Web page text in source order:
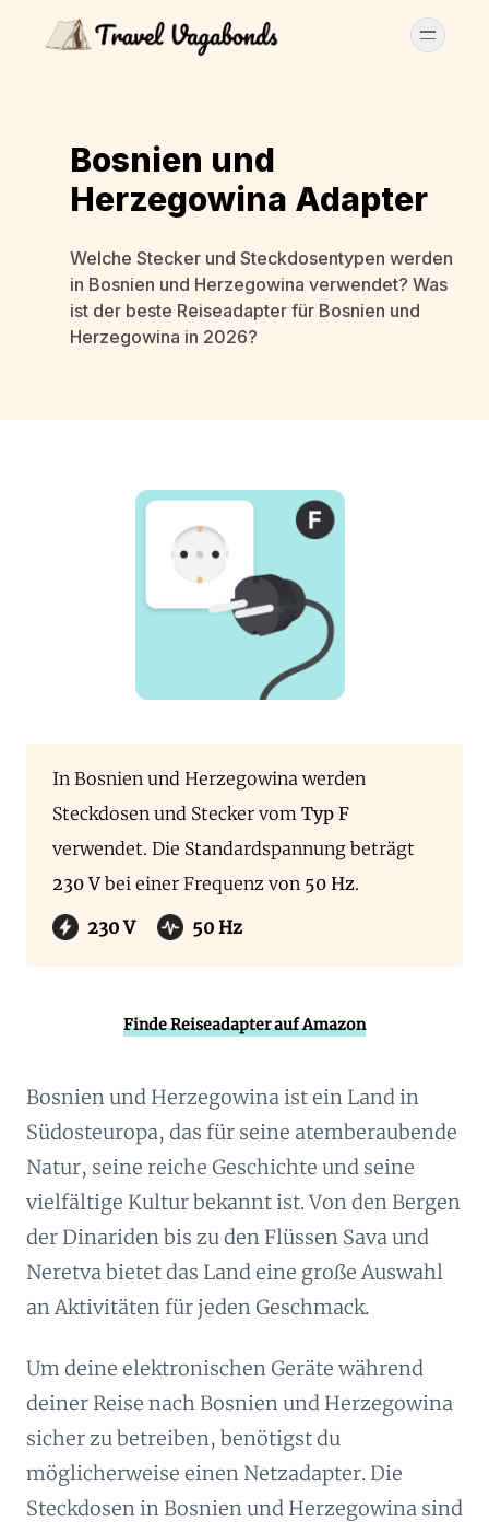
Bosnien und
Herzegowina Adapter
Welche Stecker und Steckdosentypen werden
in Bosnien und Herzegowina verwendet? Was
ist der beste Reiseadapter für Bosnien und
Herzegowina in 2026?
In Bosnien und Herzegowina werden
Steckdosen und Stecker vom Typ F
verwendet. Die Standardspannung beträgt
230 V bei einer Frequenz von 50 Hz.
230 V
50 Hz
Finde Reiseadapter auf Amazon
Bosnien und Herzegowina ist ein Land in
Südosteuropa, das für seine atemberaubende
Natur, seine reiche Geschichte und seine
vielfältige Kultur bekannt ist. Von den Bergen
der Dinariden bis zu den Flüssen Sava und
Neretva bietet das Land eine große Auswahl
an Aktivitäten für jeden Geschmack.
Um deine elektronischen Geräte während
deiner Reise nach Bosnien und Herzegowina
sicher zu betreiben, benötigst du
möglicherweise einen Netzadapter. Die
Steckdosen in Bosnien und Herzegowina sind